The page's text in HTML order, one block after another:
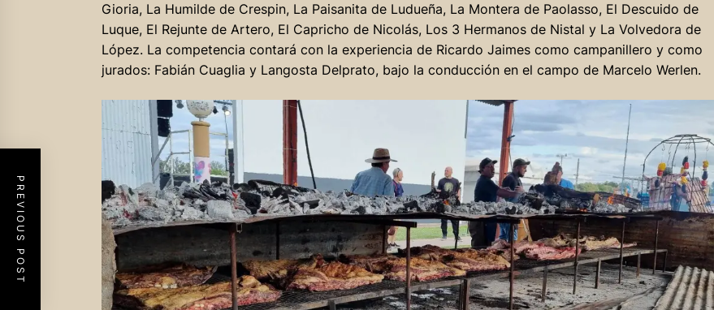
Gioria, La Humilde de Crespin, La Paisanita de Ludueña, La Montera de Paolasso, El Descuido de
Luque, El Rejunte de Artero, El Capricho de Nicolás, Los 3 Hermanos de Nistal y La Volvedora de
López. La competencia contará con la experiencia de Ricardo Jaimes como campanillero y como
jurados: Fabián Cuaglia y Langosta Delprato, bajo la conducción en el campo de Marcelo Werlen.
PREVIOUS POST